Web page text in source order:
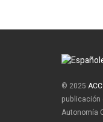
© 2025 ACC
publicación
Autonomía